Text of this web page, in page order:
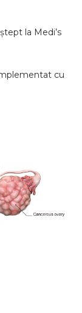
la Medi’s
cu